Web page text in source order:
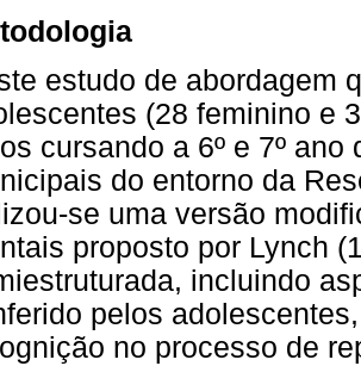
estudo de abordagem
(28 feminino e
cursando a 6º e 7º
do entorno da
se uma versão
proposto por Lynch
incluindo
pelos
no processo de